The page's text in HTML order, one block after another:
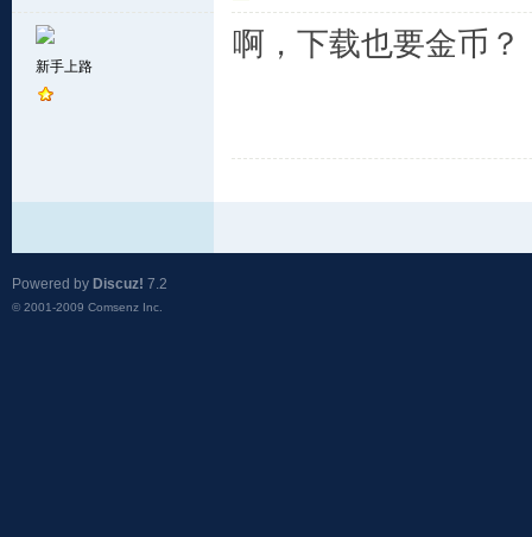
新手上路
啊，下载也要金币？
Powered by Discuz! 7.2
© 2001-2009 Comsenz Inc.